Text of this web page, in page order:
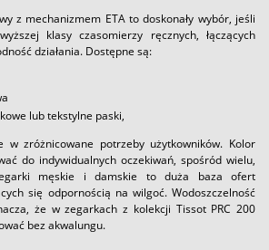
z mechanizmem ETA to doskonały wybór, jeśli
klasy czasomierzy ręcznych, łączących
działania. Dostępne są:
lub tekstylne paski,
w zróżnicowane potrzeby użytkowników. Kolor
do indywidualnych oczekiwań, spośród wielu,
męskie i damskie to duża baza ofert
się odpornością na wilgoć. Wodoszczelność
że w zegarkach z kolekcji Tissot PRC 200
bez akwalungu.